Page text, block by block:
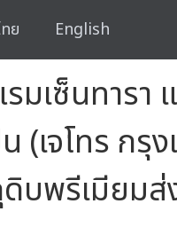
ย English
รมเซ็นทาร
(เจโทร ก
บพรีเมียมส่